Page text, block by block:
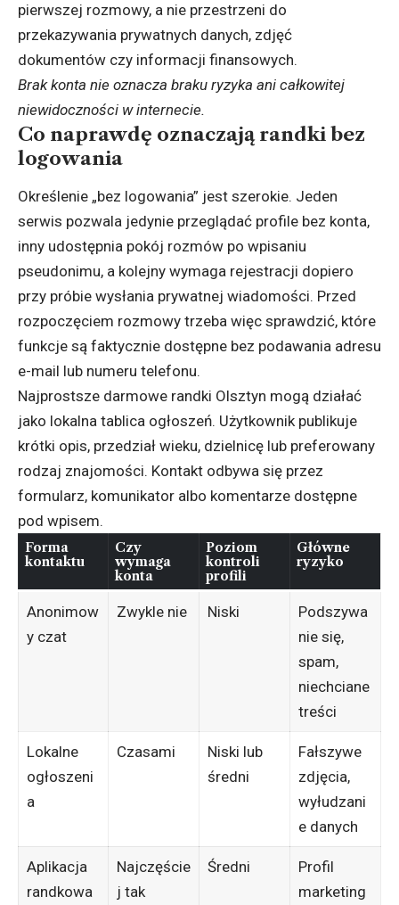
pierwszej rozmowy, a nie przestrzeni do
przekazywania prywatnych danych, zdjęć
dokumentów czy informacji finansowych.
Brak konta nie oznacza braku ryzyka ani całkowitej
niewidoczności w internecie.
Co naprawdę oznaczają randki bez
logowania
Określenie „bez logowania” jest szerokie. Jeden
serwis pozwala jedynie przeglądać profile bez konta,
inny udostępnia pokój rozmów po wpisaniu
pseudonimu, a kolejny wymaga rejestracji dopiero
przy próbie wysłania prywatnej wiadomości. Przed
rozpoczęciem rozmowy trzeba więc sprawdzić, które
funkcje są faktycznie dostępne bez podawania adresu
e-mail lub numeru telefonu.
Najprostsze darmowe randki Olsztyn mogą działać
jako lokalna tablica ogłoszeń. Użytkownik publikuje
krótki opis, przedział wieku, dzielnicę lub preferowany
rodzaj znajomości. Kontakt odbywa się przez
formularz, komunikator albo komentarze dostępne
pod wpisem.
Forma
kontaktu
Czy
wymaga
konta
Poziom
kontroli
profili
Główne
ryzyko
Anonimow
y czat
Zwykle nie Niski
Podszywa
nie się,
spam,
niechciane
treści
Lokalne
ogłoszeni
a
Czasami
Niski lub
średni
Fałszywe
zdjęcia,
wyłudzani
e danych
Aplikacja
randkowa
Najczęście
j tak
Średni
Profil
marketing